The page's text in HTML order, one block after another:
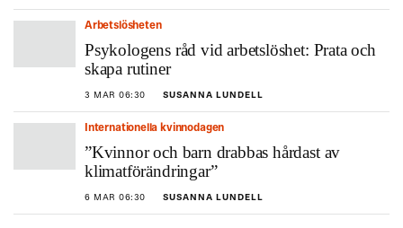
Arbetslösheten
Psykologens råd vid arbetslöshet: Prata och
skapa rutiner
3 MAR 06:30 SUSANNA LUNDELL
Internationella kvinnodagen
”Kvinnor och barn drabbas hårdast av
klimatförändringar”
6 MAR 06:30 SUSANNA LUNDELL